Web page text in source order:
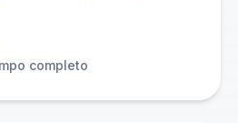
completo